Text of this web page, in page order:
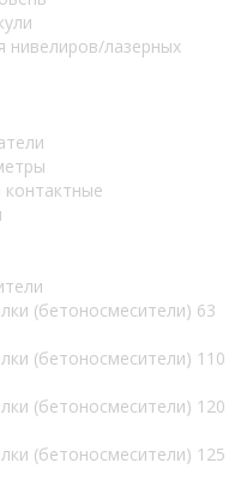
нивелиров/лазерных
(бетоносмесители) 63
(бетоносмесители) 110
(бетоносмесители) 120
(бетоносмесители) 125